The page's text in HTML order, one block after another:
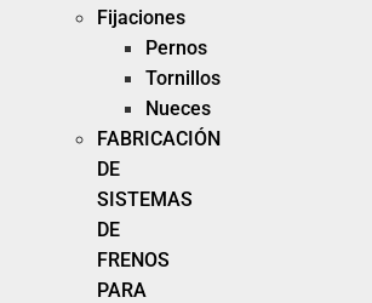
Fijaciones
Pernos
Tornillos
Nueces
FABRICACIÓN
DE
SISTEMAS
DE
FRENOS
PARA